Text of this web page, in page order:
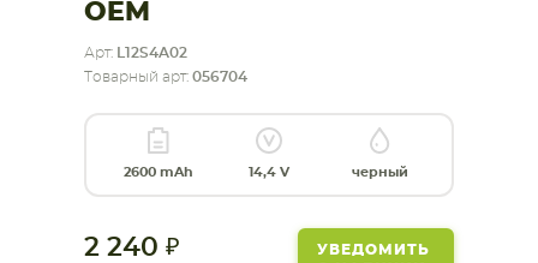
СМАРТФОНА КОМПЛЕКТУЮЩИЕ
OEM
Арт:
L12S4A02
Товарный арт: 056704
2600 mAh 14,4 V черный
2 240
УВЕДОМИТЬ